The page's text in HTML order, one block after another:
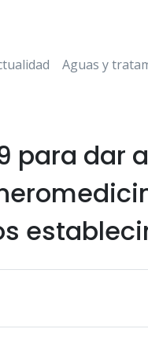
Aguas y
para dar